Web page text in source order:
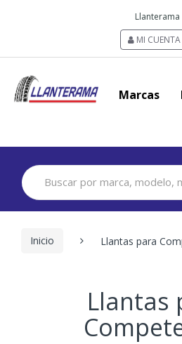
Llanterama
MI CUENTA
Marcas
Search
for:
Inicio Llantas para
Llantas